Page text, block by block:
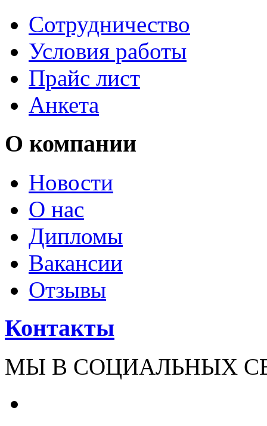
Сотрудничество
Условия работы
Прайс лист
Анкета
О компании
Новости
О нас
Дипломы
Вакансии
Отзывы
Контакты
МЫ В СОЦИАЛЬНЫХ